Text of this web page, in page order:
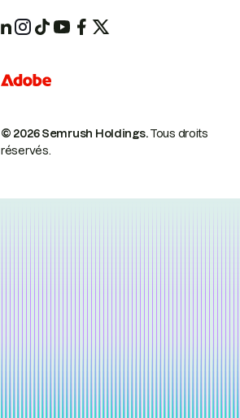
© 2026 Semrush Holdings.Tous droits
réservés.